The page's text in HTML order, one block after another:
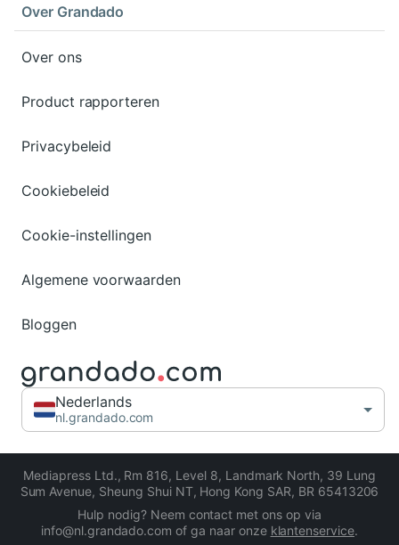
Over Grandado
Over ons
Product rapporteren
Privacybeleid
Cookiebeleid
Cookie-instellingen
Algemene voorwaarden
Bloggen
Nederlands
nl.grandado.com
Mediapress Ltd., Rm 816, Level 8, Landmark North, 39 Lung
Sum Avenue, Sheung Shui NT, Hong Kong SAR, BR 65413206
Hulp nodig? Neem contact met ons op via
info@nl.grandado.com of ga naar onze klantenservice.